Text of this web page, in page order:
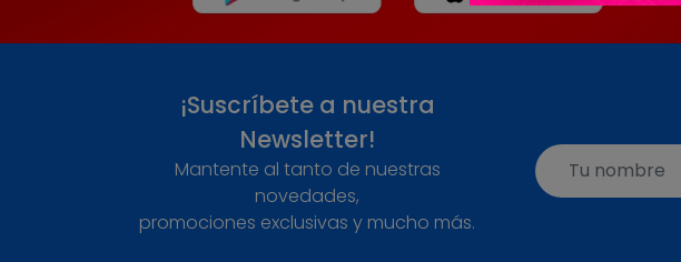
¡Suscríbete a nuestra
Newsletter!
Mantente al tanto de nuestras
novedades,
promociones exclusivas y mucho más.